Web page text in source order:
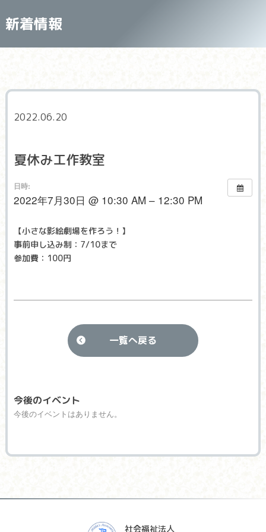
新着情報
2022.06.20
夏休み工作教室
日時:
2022年7月30日 @ 10:30 AM – 12:30 PM
【小さな影絵劇場を作ろう！】
事前申し込み制：7/10まで
参加費：100円
今後のイベント
今後のイベントはありません。
一覧へ戻る
社会福祉法人